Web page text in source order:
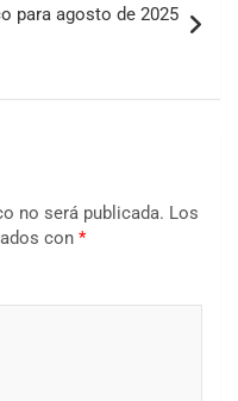
para agosto de 2025
no será publicada. Los
con *